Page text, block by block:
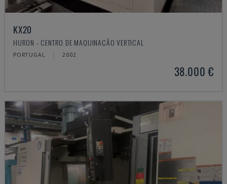
KX20
HURON - CENTRO DE MAQUINAÇÃO VERTICAL
PORTUGAL 2002
38.000 €